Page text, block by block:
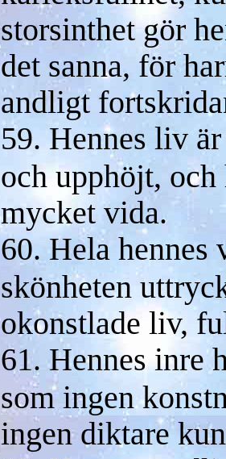
storsinthet gör
det sanna, för
andligt
59. Hennes liv
och upphöjt, och
mycket vida.
60. Hela hennes
skönheten
okonstlade liv,
61. Hennes inre
som ingen
ingen diktare